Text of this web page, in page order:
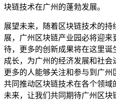
块链技术在广州的蓬勃发展。
展望未来，随着区块链技术的
展，广州区块链产业园必将迎
待，更多的创新成果将在这里
成长，为广州的经济发展和社
更多的人能够关注和参与到广
共同推动区块链技术在各个领
未来，让我们共同期待广州区